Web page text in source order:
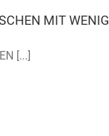
MIT
[...]